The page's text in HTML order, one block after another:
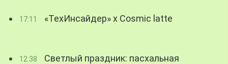
17:11 «ТехИнсайдер» х Cosmic latte
12:38
Светлый праздник: пасхальная